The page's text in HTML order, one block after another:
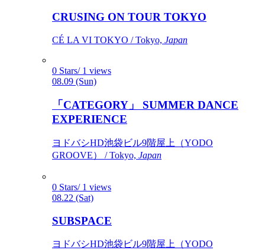
CRUSING ON TOUR TOKYO
CÉ LA VI TOKYO / Tokyo, Japan
0 Stars/ 1 views
08.09 (Sun)
「CATEGORY」 SUMMER DANCE
EXPERIENCE
ヨドバシHD池袋ビル9階屋上（YODO
GROOVE） / Tokyo, Japan
0 Stars/ 1 views
08.22 (Sat)
SUBSPACE
ヨドバシHD池袋ビル9階屋上（YODO